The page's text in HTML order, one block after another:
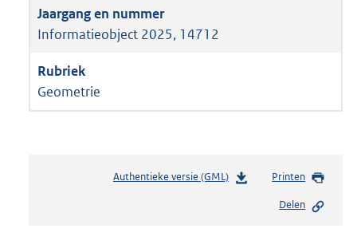
Informatieobject 2025, 14712
Geometrie
Authentieke versie (GML)b
Printen
Delen